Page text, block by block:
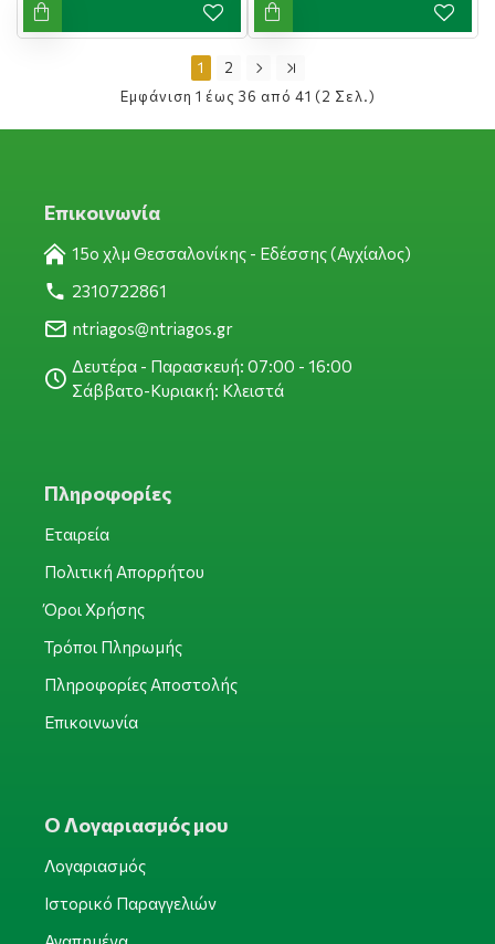
1
2
Εμφάνιση 1 έως 36 από 41 (2 Σελ.)
Επικοινωνία
15ο χλμ Θεσσαλονίκης - Εδέσσης (Αγχίαλος)
2310722861
ntriagos@ntriagos.gr
Δευτέρα - Παρασκευή: 07:00 - 16:00
Σάββατο-Κυριακή: Κλειστά
Πληροφορίες
Εταιρεία
Πολιτική Απορρήτου
Όροι Χρήσης
Τρόποι Πληρωμής
Πληροφορίες Αποστολής
Επικοινωνία
Ο Λογαριασμός μου
Λογαριασμός
Ιστορικό Παραγγελιών